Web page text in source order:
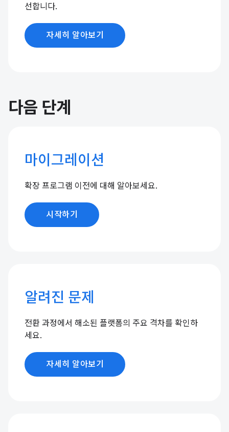
선합니다.
자세히 알아보기
다음 단계
마이그레이션
확장 프로그램 이전에 대해 알아보세요.
시작하기
알려진 문제
전환 과정에서 해소된 플랫폼의 주요 격차를 확인하
세요.
자세히 알아보기